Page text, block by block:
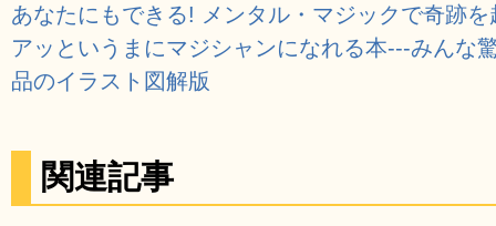
あなたにもできる! メンタル・マジックで奇跡
アッというまにマジシャンになれる本---みんな
品のイラスト図解版
関連記事